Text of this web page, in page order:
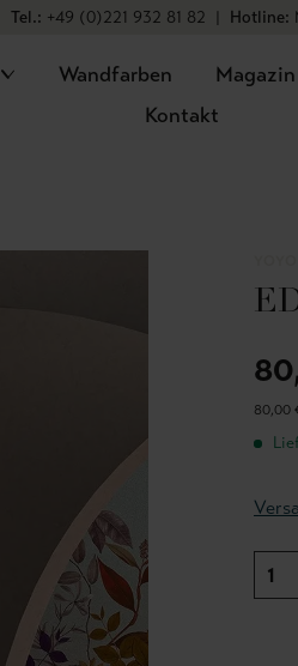
Tel.: +49 (0)221 932 81 82 | Hotline:
Wandfarben Magazin
Kontakt
80,00